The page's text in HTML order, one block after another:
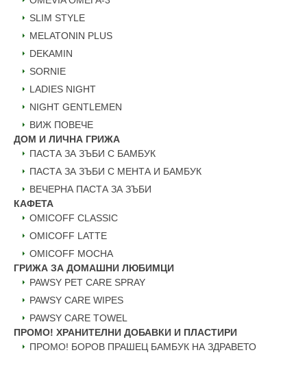
SLIM STYLE
MELATONIN PLUS
DEKAMIN
SORNIE
LADIES NIGHT
NIGHT GENTLEMEN
ВИЖ ПОВЕЧЕ
ДОМ И ЛИЧНА ГРИЖА
ПАСТА ЗА ЗЪБИ С БАМБУК
ПАСТА ЗА ЗЪБИ С МЕНТА И БАМБУК
ВЕЧЕРНА ПАСТА ЗА ЗЪБИ
КАФЕТА
OMICOFF CLASSIC
OMICOFF LATTE
OMICOFF MOCHA
ГРИЖА ЗА ДОМАШНИ ЛЮБИМЦИ
PAWSY PET CARE SPRAY
PAWSY CARE WIPES
PAWSY CARE TOWEL
ПРОМО! ХРАНИТЕЛНИ ДОБАВКИ И ПЛАСТИРИ
ПРОМО! БОРОВ ПРАШЕЦ БАМБУК НА ЗДРАВЕТО